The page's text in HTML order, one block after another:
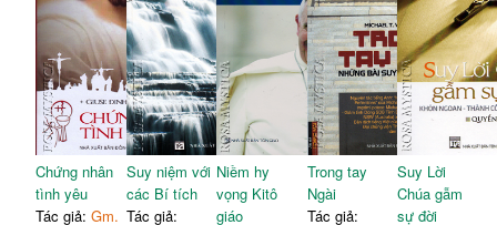
Chứng nhân
tình yêu
Tác giả:Gm.
Suy niệm với
các Bí tích
Tác giả:
Niềm hy
vọng Kitô
giáo
Trong tay
Ngài
Tác giả:
Suy Lời
Chúa gẫm
sự đời